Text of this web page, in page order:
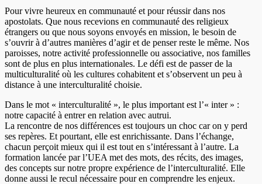
Pour vivre heureux en communauté et pour réussir dans nos
apostolats. Que nous recevions en communauté des religieux
étrangers ou que nous soyons envoyés en mission, le besoin de
s’ouvrir à d’autres manières d’agir et de penser reste le même. Nos
paroisses, notre activité professionnelle ou associative, nos familles
sont de plus en plus internationales. Le défi est de passer de la
multiculturalité où les cultures cohabitent et s’observent un peu à
distance à une interculturalité choisie.
Dans le mot « interculturalité », le plus important est l’« inter » :
notre capacité à entrer en relation avec autrui.
La rencontre de nos différences est toujours un choc car on y perd
ses repères. Et pourtant, elle est enrichissante. Dans l’échange,
chacun perçoit mieux qui il est tout en s’intéressant à l’autre. La
formation lancée par l’UEA met des mots, des récits, des images,
des concepts sur notre propre expérience de l’interculturalité. Elle
donne aussi le recul nécessaire pour en comprendre les enjeux.